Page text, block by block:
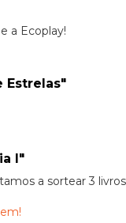
a Ecoplay!
Estrelas"
I"
a sortear 3 livros